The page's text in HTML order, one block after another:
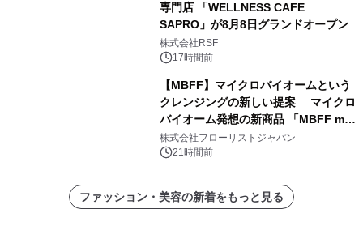
専門店 「WELLNESS CAFE
SAPRO」が8月8日グランドオープン
株式会社RSF
17時間前
【MBFF】マイクロバイオームという
クレンジングの新しい提案 マイクロ
バイオーム発想の新商品 「MBFF mb
クレンジングPRO」を2026年8月6日
発売
株式会社フローリストジャパン
21時間前
ファッション・美容の新着をもっと見る